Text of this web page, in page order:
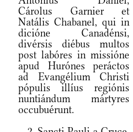
Cárolus Garnier et
Natális Chabanel, qui in
dicióne Canadénsi,
divérsis diébus multos
post labóres in missióne
apud Hurónes peráctos
ad Evangélium Christi
pópulis illíus regiónis
nuntiándum mártyres
occubuérunt.